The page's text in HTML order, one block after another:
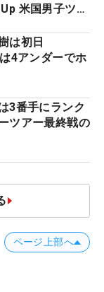
米国男子ツア
は初日
4アンダーでホ
3番手にランク
ツアー最終戦の
ページ上部へ